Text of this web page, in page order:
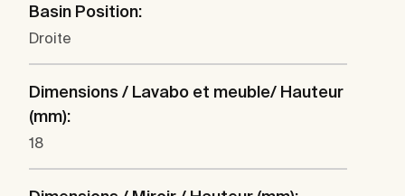
Basin Position:
Droite
Dimensions / Lavabo et meuble/ Hauteur
(mm):
18